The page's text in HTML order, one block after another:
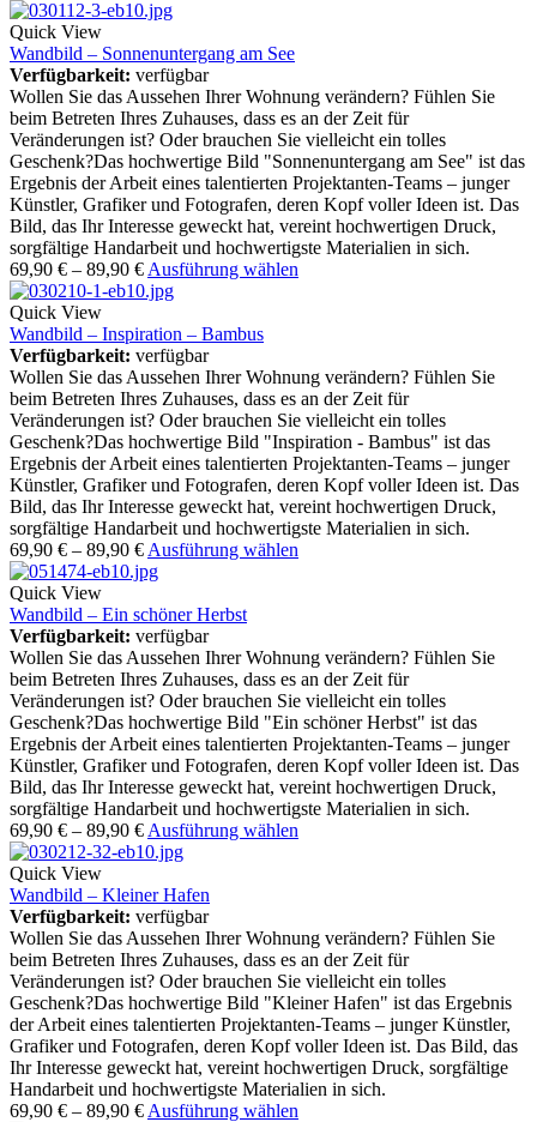
Quick View
Wandbild – Sonnenuntergang am See
Verfügbarkeit: verfügbar
Wollen Sie das Aussehen Ihrer Wohnung verändern? Fühlen Sie
beim Betreten Ihres Zuhauses, dass es an der Zeit für
Veränderungen ist? Oder brauchen Sie vielleicht ein tolles
Geschenk?Das hochwertige Bild "Sonnenuntergang am See" ist das
Ergebnis der Arbeit eines talentierten Projektanten-Teams – junger
Künstler, Grafiker und Fotografen, deren Kopf voller Ideen ist. Das
Bild, das Ihr Interesse geweckt hat, vereint hochwertigen Druck,
sorgfältige Handarbeit und hochwertigste Materialien in sich.
69,90 € – 89,90 € Ausführung wählen
Quick View
Wandbild – Inspiration – Bambus
Verfügbarkeit: verfügbar
Wollen Sie das Aussehen Ihrer Wohnung verändern? Fühlen Sie
beim Betreten Ihres Zuhauses, dass es an der Zeit für
Veränderungen ist? Oder brauchen Sie vielleicht ein tolles
Geschenk?Das hochwertige Bild "Inspiration - Bambus" ist das
Ergebnis der Arbeit eines talentierten Projektanten-Teams – junger
Künstler, Grafiker und Fotografen, deren Kopf voller Ideen ist. Das
Bild, das Ihr Interesse geweckt hat, vereint hochwertigen Druck,
sorgfältige Handarbeit und hochwertigste Materialien in sich.
69,90 € – 89,90 € Ausführung wählen
Quick View
Wandbild – Ein schöner Herbst
Verfügbarkeit: verfügbar
Wollen Sie das Aussehen Ihrer Wohnung verändern? Fühlen Sie
beim Betreten Ihres Zuhauses, dass es an der Zeit für
Veränderungen ist? Oder brauchen Sie vielleicht ein tolles
Geschenk?Das hochwertige Bild "Ein schöner Herbst" ist das
Ergebnis der Arbeit eines talentierten Projektanten-Teams – junger
Künstler, Grafiker und Fotografen, deren Kopf voller Ideen ist. Das
Bild, das Ihr Interesse geweckt hat, vereint hochwertigen Druck,
sorgfältige Handarbeit und hochwertigste Materialien in sich.
69,90 € – 89,90 € Ausführung wählen
Quick View
Wandbild – Kleiner Hafen
Verfügbarkeit: verfügbar
Wollen Sie das Aussehen Ihrer Wohnung verändern? Fühlen Sie
beim Betreten Ihres Zuhauses, dass es an der Zeit für
Veränderungen ist? Oder brauchen Sie vielleicht ein tolles
Geschenk?Das hochwertige Bild "Kleiner Hafen" ist das Ergebnis
der Arbeit eines talentierten Projektanten-Teams – junger Künstler,
Grafiker und Fotografen, deren Kopf voller Ideen ist. Das Bild, das
Ihr Interesse geweckt hat, vereint hochwertigen Druck, sorgfältige
Handarbeit und hochwertigste Materialien in sich.
69,90 € – 89,90 € Ausführung wählen